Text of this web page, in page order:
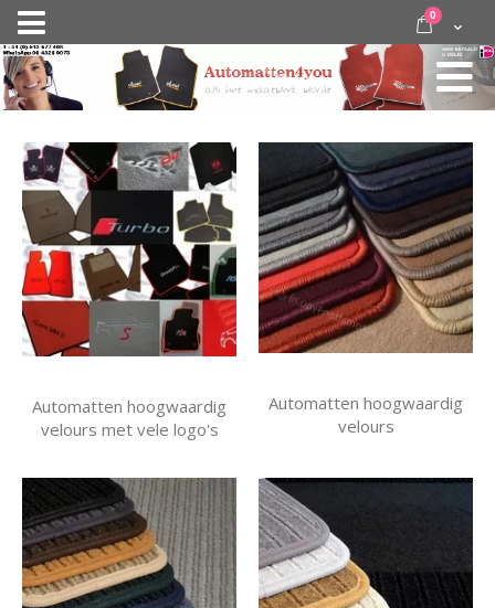
Nav
activeren
door
inhoud
Cart
0 items
Automatten hoogwaardig
velours met vele logo's
Automatten hoogwaardig
velours